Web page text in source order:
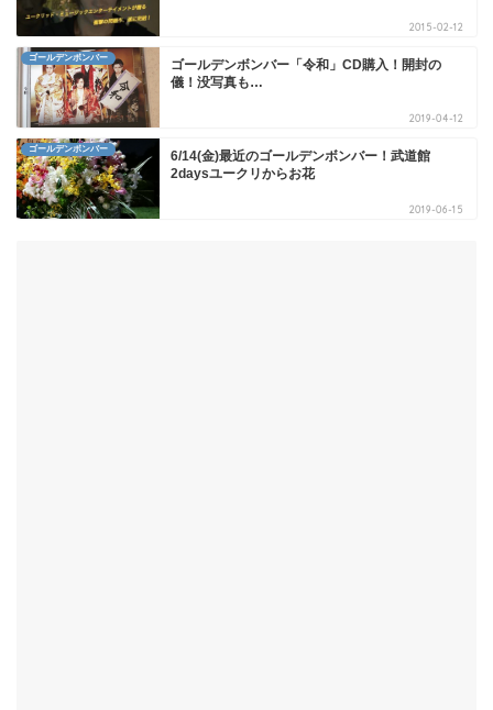
2015-02-12
ゴールデンボンバー
ゴールデンボンバー「令和」CD購入！開封の
儀！没写真も…
2019-04-12
ゴールデンボンバー
6/14(金)最近のゴールデンボンバー！武道館
2daysユークリからお花
2019-06-15